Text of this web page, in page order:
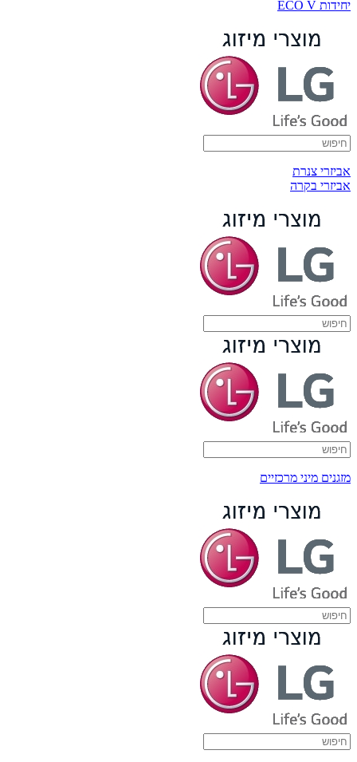
יחידות ECO V
אביזרי צנרת
אביזרי בקרה
מזגנים מיני מרכזיים